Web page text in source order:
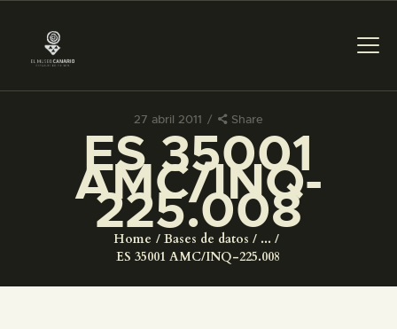
27 abril 2011 Share
ES 35001
AMC/INQ-
225.008
Home Bases de datos
...
ES 35001 AMC/INQ-225.008
PREPARAR LA VISITA
ACTIVIDADES